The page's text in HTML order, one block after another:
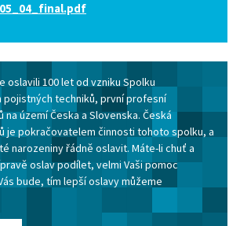
oslavili 100 let od vzniku Spolku
techniků, první profesní
území Česka a Slovenska. Česká
je pokračovatelem činnosti tohoto spolku, a
narozeniny řádně oslavit. Máte-li chuť a
oslav podílet, velmi Vaši pomoc
bude, tím lepší oslavy můžeme